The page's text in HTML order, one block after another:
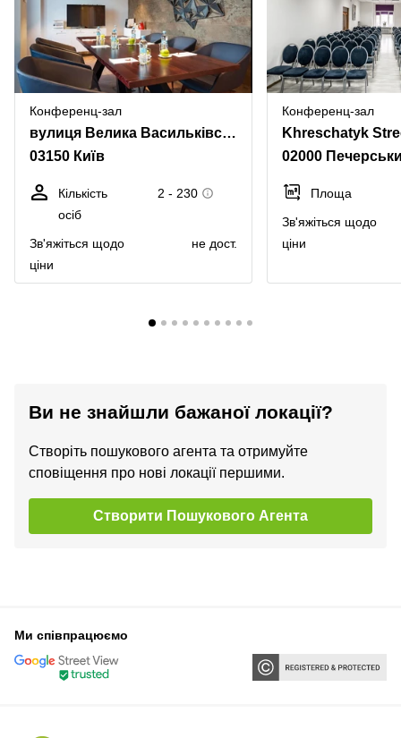
Конференц-зал
вулиця Велика Васильківська, 55
03150 Київ
Кількість
осіб
2 - 230
Зв'яжіться щодо
ціни
не дост.
Конференц-зал
Khreschatyk
02000
Площа
Зв'яжіться щодо
ціни
Ви не знайшли бажаної локації?
Створіть пошукового агента та отримуйте
сповіщення про нові локації першими.
Створити Пошукового Агента
Ми співпрацюємо